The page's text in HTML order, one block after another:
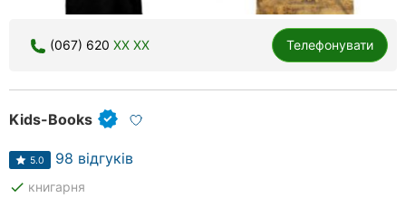
(067) 620 XX XX Телефонувати
Kids-Books
5.0 98 відгуків
done книгарня